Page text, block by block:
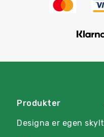
Produkter
Designa er egen skylt